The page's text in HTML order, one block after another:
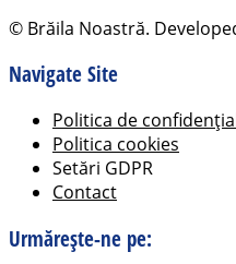
© Brăila Noastră.
Navigate Site
Politica de
Politica cookies
Setări GDPR
Contact
Urmărește-ne pe: